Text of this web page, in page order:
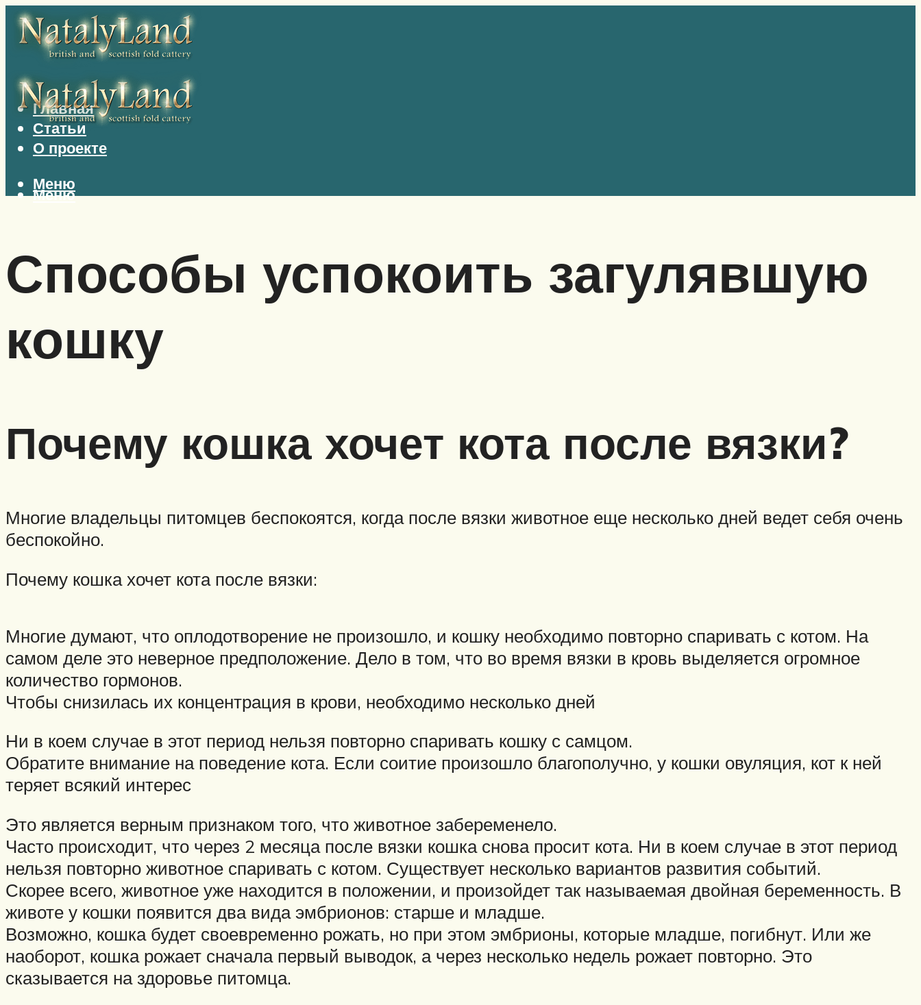
Главная
Статьи
О проекте
Меню
Меню
Способы успокоить загулявшую
кошку
Почему кошка хочет кота после вязки?
Многие владельцы питомцев беспокоятся, когда после вязки животное еще несколько дней ведет себя очень
беспокойно.
Почему кошка хочет кота после вязки:
Многие думают, что оплодотворение не произошло, и кошку необходимо повторно спаривать с котом. На
самом деле это неверное предположение. Дело в том, что во время вязки в кровь выделяется огромное
количество гормонов.
Чтобы снизилась их концентрация в крови, необходимо несколько дней
Ни в коем случае в этот период нельзя повторно спаривать кошку с самцом.
Обратите внимание на поведение кота. Если соитие произошло благополучно, у кошки овуляция, кот к ней
теряет всякий интерес
Это является верным признаком того, что животное забеременело.
Часто происходит, что через 2 месяца после вязки кошка снова просит кота. Ни в коем случае в этот период
нельзя повторно животное спаривать с котом. Существует несколько вариантов развития событий.
Скорее всего, животное уже находится в положении, и произойдет так называемая двойная беременность. В
животе у кошки появится два вида эмбрионов: старше и младше.
Возможно, кошка будет своевременно рожать, но при этом эмбрионы, которые младше, погибнут. Или же
наоборот, кошка рожает сначала первый выводок, а через несколько недель рожает повторно. Это
сказывается на здоровье питомца.